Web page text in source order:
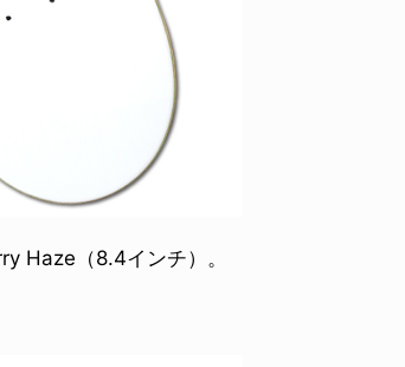
Haze（8.4インチ）。